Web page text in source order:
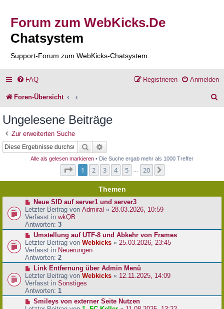
Forum zum WebKicks.De
Chatsystem
Support-Forum zum WebKicks-Chatsystem
FAQ Anmelden
Registrieren
Foren-Übersicht
Ungelesene Beiträge
Zur erweiterten Suche
Suche
Alle als gelesen markieren • Die Suche ergab mehr als 1000 Treffer
Seite von
1 2 3 4 5 20
Themen
N
e
u
e
r
B
e
i
t
a
g
Neue SID auf server1 und server3
Letzter Beitrag von Admiral « 28.03.2026, 10:59
Verfasst in wkQB
Antworten: 3
N
e
u
e
r
B
e
i
t
Umstellung auf UTF-8 und Abkehr von Frames
Letzter Beitrag von Webkicks « 25.03.2026, 23:45
Verfasst in Neuerungen
Antworten: 2
N
e
u
e
r
B
Link Entfernung über Admin Menü
Letzter Beitrag von Webkicks « 12.11.2025, 14:09
Verfasst in Sonstiges
Antworten: 1
NSmileys von externer Seite Nutzen